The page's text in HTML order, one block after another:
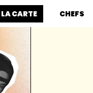
CARTE CHEFS